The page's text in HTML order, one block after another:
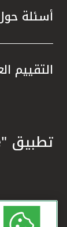
أسئلة
التقييم
تطبيق "KFHOnline" للهواتف الذكية